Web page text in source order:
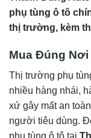
phụ tùng ô tô
thị trường, kèm
Mua Đúng Nơi
Thị trường phụ
nhiều hàng nhái,
xứ gây mất an
người tiêu dùng.